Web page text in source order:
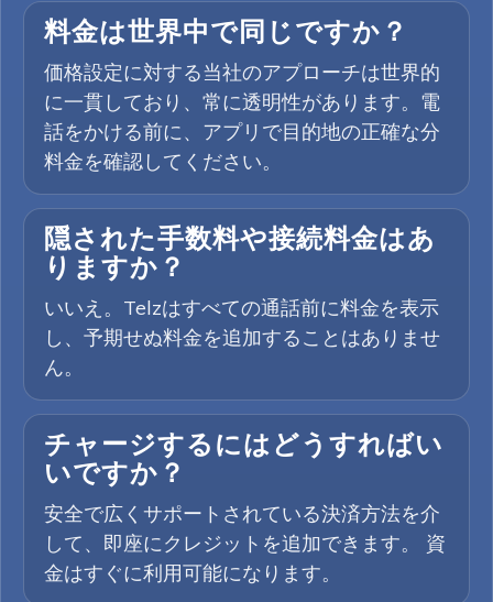
料金は世界中で同じですか？
価格設定に対する当社のアプローチは世界的
に一貫しており、常に透明性があります。電
話をかける前に、アプリで目的地の正確な分
料金を確認してください。
隠された手数料や接続料金はあ
りますか？
いいえ。Telzはすべての通話前に料金を表示
し、予期せぬ料金を追加することはありませ
ん。
チャージするにはどうすればい
いですか？
安全で広くサポートされている決済方法を介
して、即座にクレジットを追加できます。 資
金はすぐに利用可能になります。